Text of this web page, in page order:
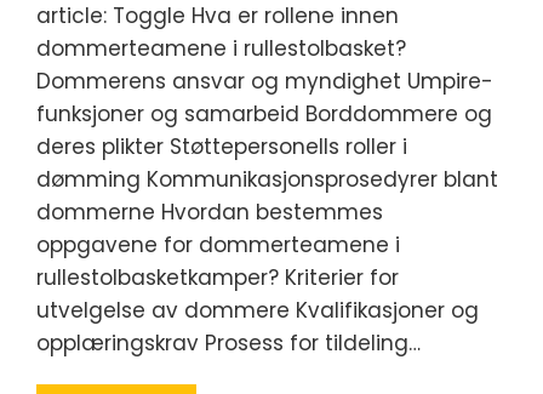
article: Toggle Hva er rollene innen
dommerteamene i rullestolbasket?
Dommerens ansvar og myndighet Umpire-
funksjoner og samarbeid Borddommere og
deres plikter Støttepersonells roller i
dømming Kommunikasjonsprosedyrer blant
dommerne Hvordan bestemmes
oppgavene for dommerteamene i
rullestolbasketkamper? Kriterier for
utvelgelse av dommere Kvalifikasjoner og
opplæringskrav Prosess for tildeling…